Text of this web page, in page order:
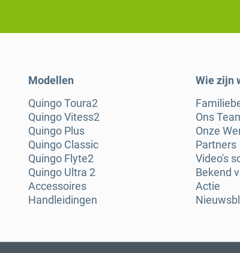
Modellen
Quingo Toura2
Quingo Vitess2
Quingo Plus
Quingo Classic
Quingo Flyte2
Quingo Ultra 2
Accessoires
Handleidingen
Wie zijn
Ons
Onze
Partners
Video's
Bekend
Actie